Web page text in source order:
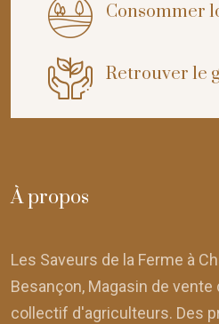
Consommer
Retrouver le
À propos
Les Saveurs de la Ferme à
Besançon, Magasin de vente
collectif d'agriculteurs. Des